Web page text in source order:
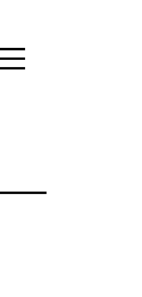
Ouvrir